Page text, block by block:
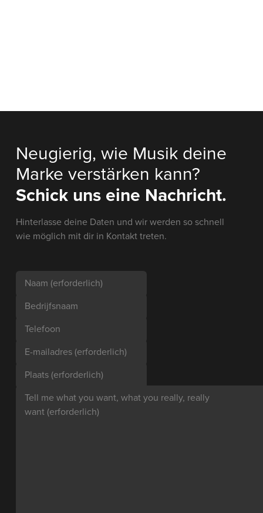
Neugierig, wie Musik deine
Marke verstärken kann?
Schick uns eine Nachricht.
Hinterlasse deine Daten und wir werden so schnell
wie möglich mit dir in Kontakt treten.
Naam (erforderlich)
Bedrijfsnaam
Telefoon
E-mailadres (erforderlich)
Plaats (erforderlich)
Tell me what you want, what you really, really
want (erforderlich)